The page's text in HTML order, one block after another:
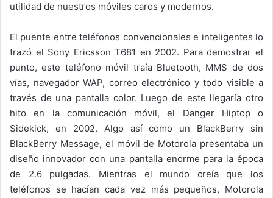
utilidad de nuestros móviles caros y modernos.
El puente entre teléfonos convencionales e inteligentes lo
trazó el Sony Ericsson T681 en 2002. Para demostrar el
punto, este teléfono móvil traía Bluetooth, MMS de dos
vías, navegador WAP, correo electrónico y todo visible a
través de una pantalla color. Luego de este llegaría otro
hito en la comunicación móvil, el Danger Hiptop o
Sidekick, en 2002. Algo así como un BlackBerry sin
BlackBerry Message, el móvil de Motorola presentaba un
diseño innovador con una pantalla enorme para la época
de 2.6 pulgadas. Mientras el mundo creía que los
teléfonos se hacían cada vez más pequeños, Motorola